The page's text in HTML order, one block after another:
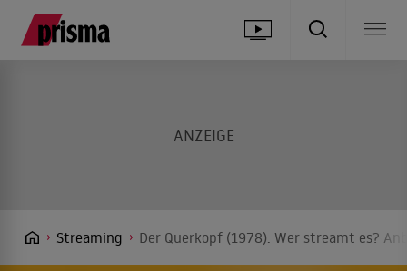
Streaming Der Querkopf (1978): Wer streamt es?